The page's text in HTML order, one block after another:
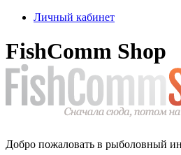
Личный кабинет
FishComm Shop
Добро пожаловать в рыболовный